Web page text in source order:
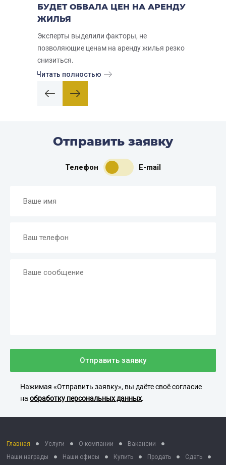
БУДЕТ ОБВАЛА ЦЕН НА АРЕНДУ
ЖИЛЬЯ
Эксперты выделили факторы, не
позволяющие ценам на аренду жилья резко
снизиться.
Читать полностью
Отправить заявку
Телефон E-mail
Отправить заявку
Нажимая «Отправить заявку», вы даёте своё согласие
наобработку персональных данных.
Главная Услуги О компании
Вакансии
Наши награды
Наши офисы Купить Продать Сдать